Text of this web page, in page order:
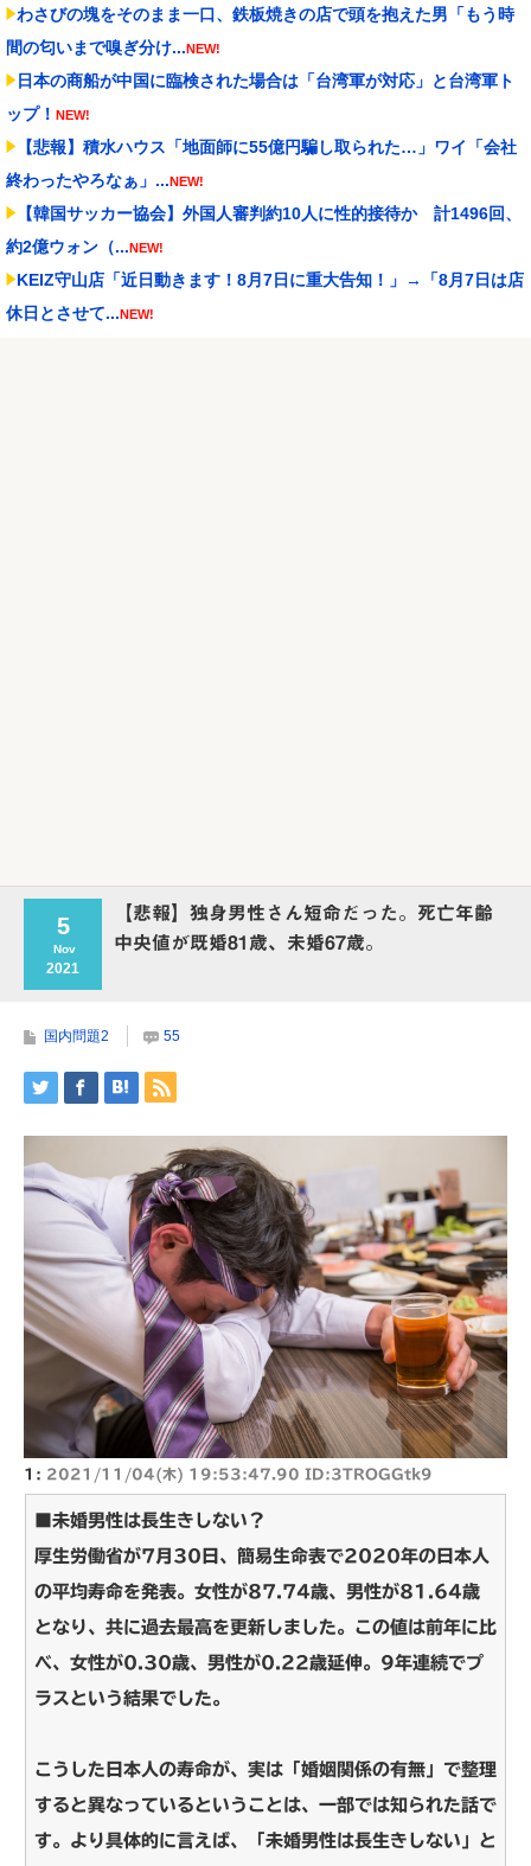
わさびの塊をそのまま一口、鉄板焼きの店で頭を抱えた男「もう時
間の匂いまで嗅ぎ分け...NEW!
日本の商船が中国に臨検された場合は「台湾軍が対応」と台湾軍ト
ップ！ NEW!
【悲報】積水ハウス「地面師に55億円騙し取られた…」ワイ「会社
終わったやろなぁ」...NEW!
【韓国サッカー協会】外国人審判約10人に性的接待か 計1496回、
約2億ウォン（...NEW!
KEIZ守山店「近日動きます！8月7日に重大告知！」→「8月7日は店
休日とさせて...NEW!
5
Nov
2021
【悲報】独身男性さん短命だった。死亡年齢
中央値が既婚81歳、未婚67歳。
国内問題2 55
1: 2021/11/04(木) 19:53:47.90 ID:3TROGGtk9
■未婚男性は長生きしない？
厚生労働省が7月30日、簡易生命表で2020年の日本人
の平均寿命を発表。 女性が87.74歳、男性が81.64歳
となり、共に過去最高を更新しました。この値は前年に比
べ、女性が0.30歳、男性が0.22歳延伸。9年連続でプ
ラスという結果でした。
こうした日本人の寿命が、実は「婚姻関係の有無」で整理
すると異なっているということは、一部では知られた話で
す。 より具体的に言えば、「未婚男性は長生きしない」と